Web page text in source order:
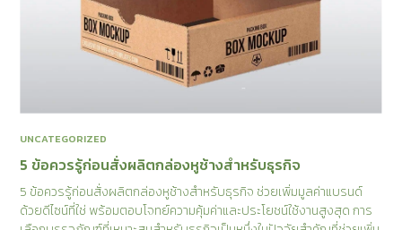
UNCATEGORIZED
5 ข้อควรรู้ก่อนสั่งผลิตกล่องหูช้างสำหรับธุรกิจ
5 ข้อควรรู้ก่อนสั่งผลิตกล่องหูช้างสำหรับธุรกิจ ช่วยเพิ่มมูลค่าแบรนด์
ด้วยดีไซน์ที่ใช่ พร้อมตอบโจทย์ความคุ้มค่าและประโยชน์ใช้งานสูงสุด การ